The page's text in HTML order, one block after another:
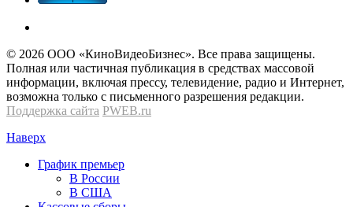
© 2026 OOО «КиноВидеоБизнес». Все права защищены.
Полная или частичная публикация в средствах массовой
информации, включая прессу, телевидение, радио и Интернет,
возможна только с письменного разрешения редакции.
Поддержка сайта PWEB.ru
Наверх
График премьер
В России
В США